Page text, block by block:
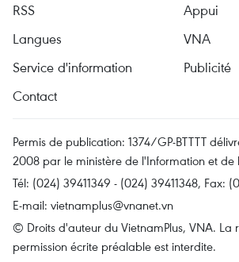
RSS
Appui
Langues
VNA
Service d'information
Publicité
Contact
Permis de publication: 1374/GP-BTTTT
2008 par le ministère de l'Information et de
Tél: (024) 39411349 - (024) 39411348, Fax:
E-mail: vietnamplus@vnanet.vn
© Droits d'auteur du VietnamPlus, VNA. La
permission écrite préalable est interdite.